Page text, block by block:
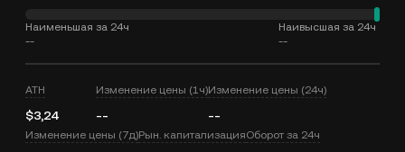
Наименьшая за 24ч
--
Наивысшая за 24ч
--
ATH
$3,24
Изменение цены (1ч)
--
Изменение цены (24ч)
--
Изменение цены (7д)Рын. капитализацияОборот за 24ч